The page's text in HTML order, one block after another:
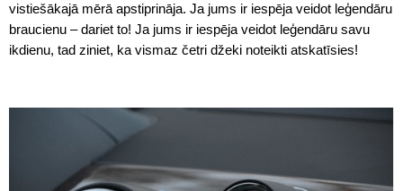
vistiešākajā mērā apstiprināja. Ja jums ir iespēja veidot leģendāru
braucienu – dariet to! Ja jums ir iespēja veidot leģendāru savu
ikdienu, tad ziniet, ka vismaz četri džeki noteikti atskatīsies!